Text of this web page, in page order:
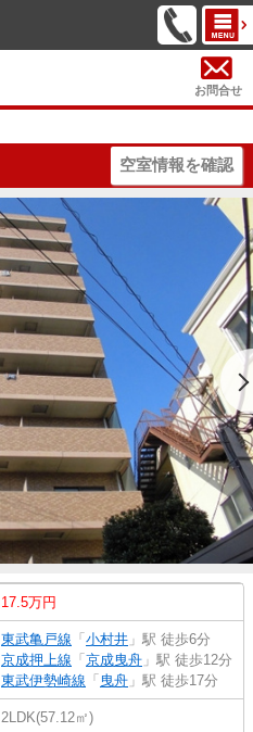
お問合せ
空室情報を確認
17.5万円
東武亀戸線 「 小村井 」駅 徒歩6分
京成押上線 「 京成曳舟 」駅 徒歩12分
東武伊勢崎線 「 曳舟 」駅 徒歩17分
2LDK(57.12㎡)